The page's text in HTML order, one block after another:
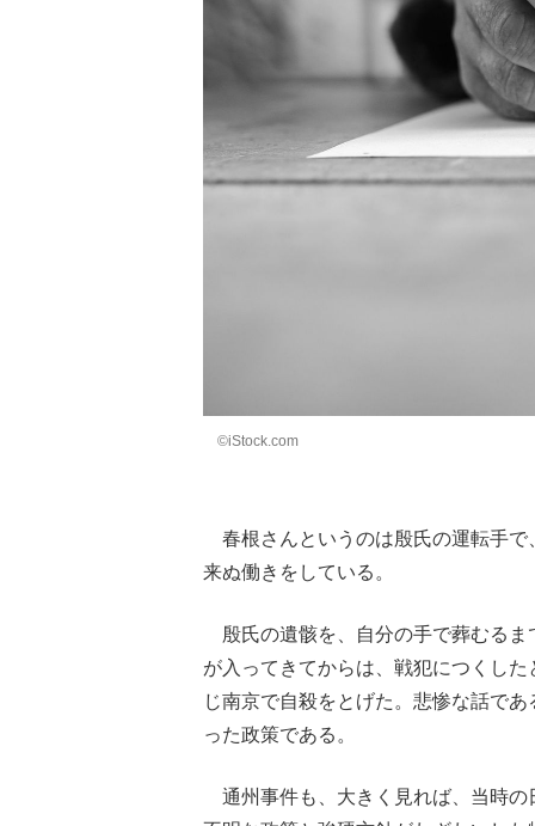
©iStock.com
春根さんというのは殷氏の運転手で
来ぬ働きをしている。
殷氏の遺骸を、自分の手で葬むるま
が入ってきてからは、戦犯につくし
じ南京で自殺をとげた。悲惨な話で
った政策である。
通州事件も、大きく見れば、当時の